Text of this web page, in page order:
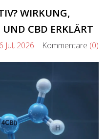
WIRKUNG,
CBD ERKLÄRT
Jul, 2026 Kommentare (0)